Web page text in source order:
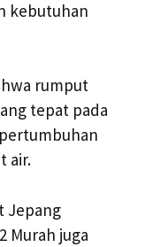
kebutuhan
rumput
tepat pada
air.
Jepang
Murah juga